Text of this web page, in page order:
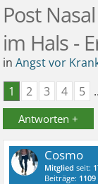
Post
im Hals -
inAngst vor
1
2 3 4 5
Antworten +
Cosmo
Mitglied seit:
Beiträge: 1109